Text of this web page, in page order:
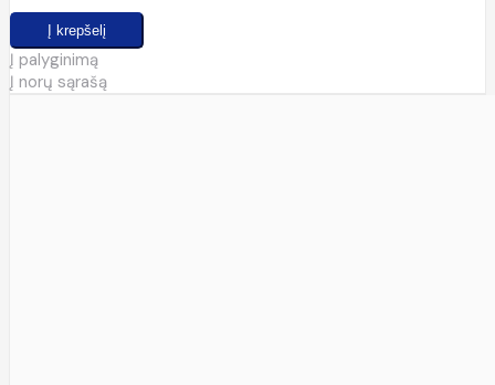
Į palyginimą
Į norų sąrašą